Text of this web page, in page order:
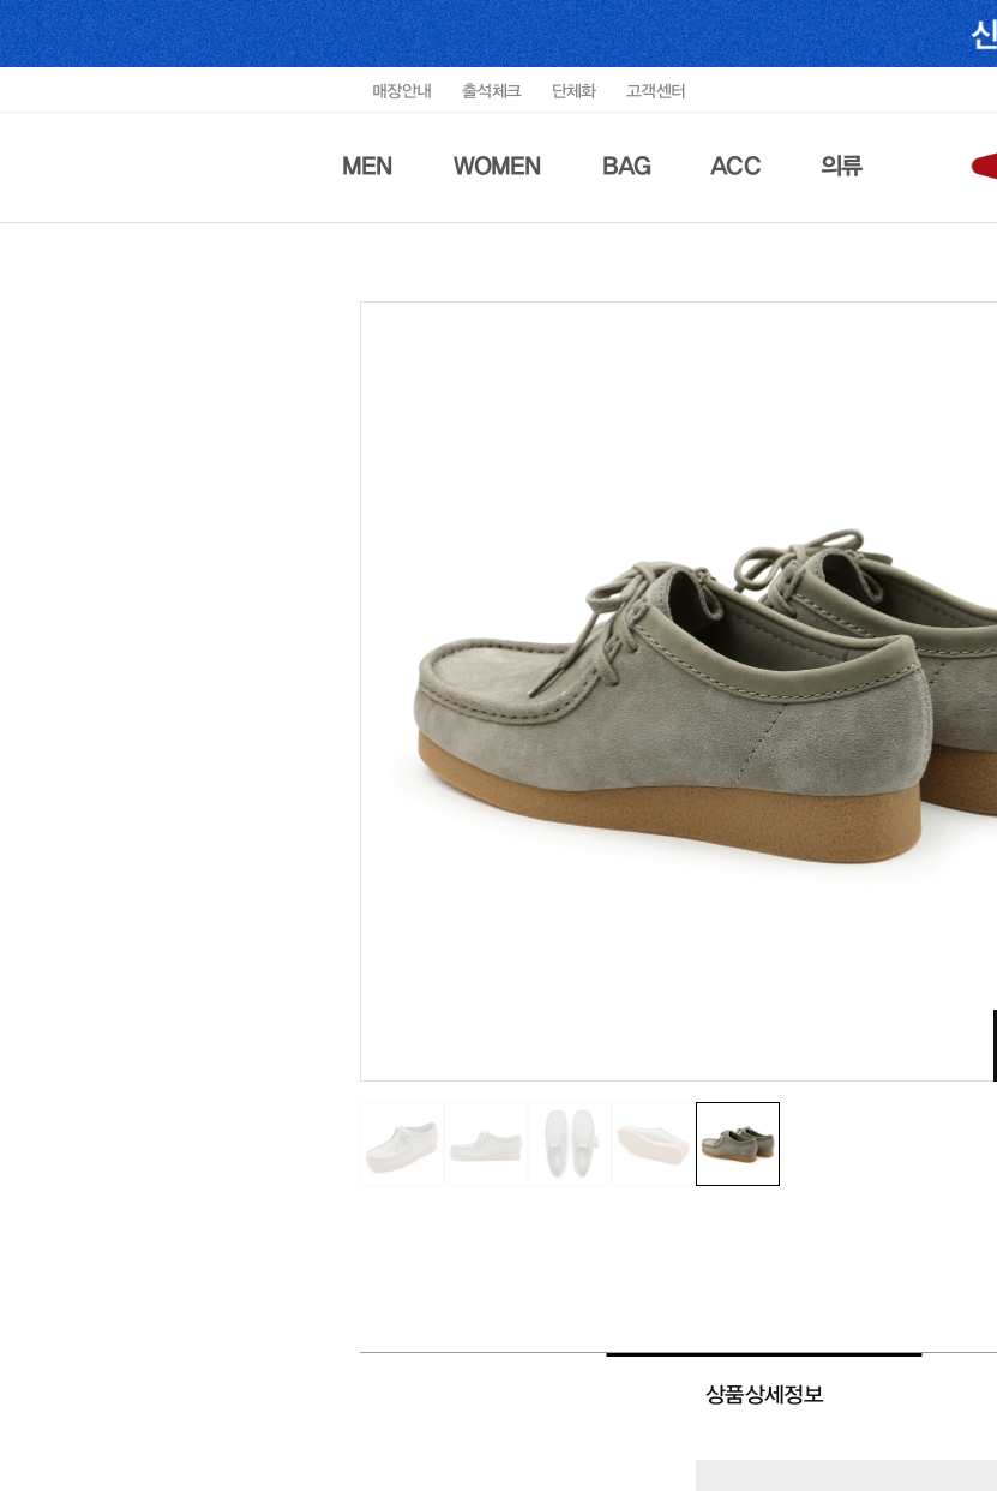
매장안내 출석체크 단체화 고객센터
MEN WOMEN BAG ACC 의류
상품상세정보